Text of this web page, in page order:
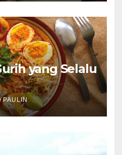
yang Selalu
PAULIN